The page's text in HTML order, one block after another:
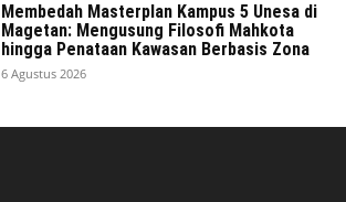
Membedah Masterplan Kampus 5 Unesa di
Magetan: Mengusung Filosofi Mahkota
hingga Penataan Kawasan Berbasis Zona
6 Agustus 2026